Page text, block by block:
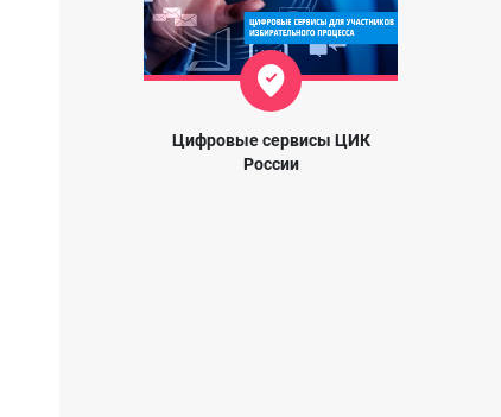
Цифровые сервисы ЦИК
России